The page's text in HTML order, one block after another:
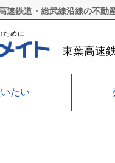
速鉄道・総武線沿線の不動
めに
東葉高速
たい